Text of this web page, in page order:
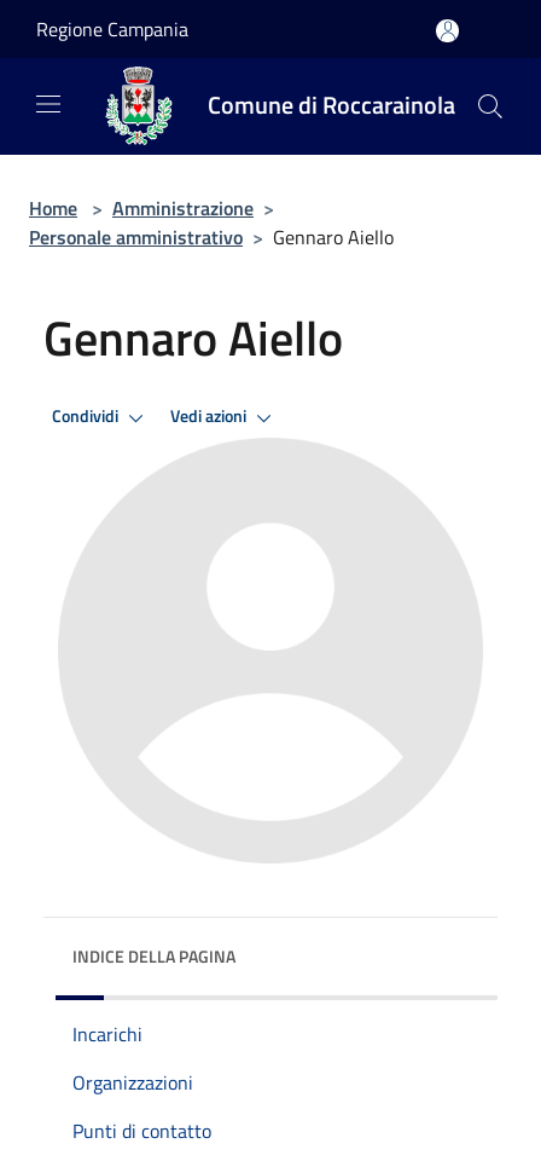
Regione Campania
Comune di Roccarainola
Home > Amministrazione >
Personale amministrativo > Gennaro Aiello
Gennaro Aiello
Condividi Vedi azioni
INDICE DELLA PAGINA
Incarichi
Organizzazioni
Punti di contatto